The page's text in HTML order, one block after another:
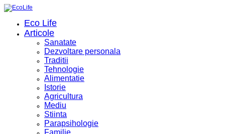
Eco Life
Articole
Sanatate
Dezvoltare personala
Traditii
Tehnologie
Alimentatie
Istorie
Agricultura
Mediu
Stiinta
Parapsihologie
Familie